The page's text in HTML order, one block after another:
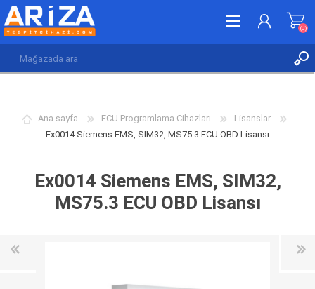
(0)
(0)
Ana sayfa ECU Programlama Cihazları
Lisanslar
Ex0014 Siemens EMS, SIM32, MS75.3 ECU OBD Lisansı
Ex0014 Siemens EMS, SIM32,
MS75.3 ECU OBD Lisansı